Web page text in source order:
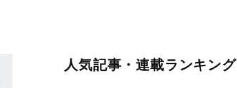
人気記事・連載ランキング